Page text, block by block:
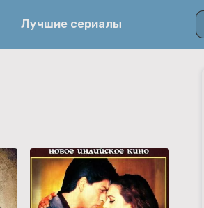
Фэнтези
Комедии
Лучшие сериалы